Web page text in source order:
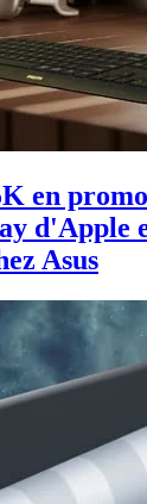
en
d'Apple
Asus